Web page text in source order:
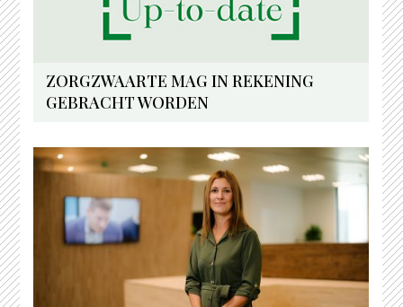
ZORGZWAARTE MAG IN REKENING
GEBRACHT WORDEN